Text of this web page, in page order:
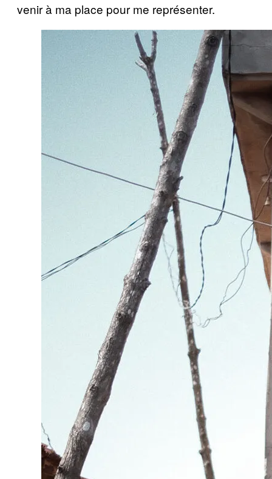
venir à ma place pour me représenter.